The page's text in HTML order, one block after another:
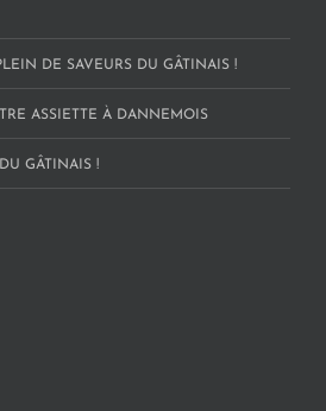
DE SAVEURS DU GÂTINAIS !
ASSIETTE À DANNEMOIS
GÂTINAIS !